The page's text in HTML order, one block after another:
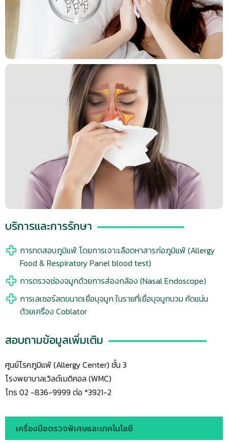
บริการและการรักษา
การทดสอบภูมิแพ้ โดยการเจาะเลือดหาสารก่อภูมิแพ้ (Allergy
Food & Respiratory Panel blood test)
การตรวจช่องจมูกด้วยการส่องกล้อง (Nasal Endoscope)
การเลเซอร์ลดขนาดเยื่อบุจมูก ในรายที่เยื่อบุจมูกบวม คัดแน่น
ด้วยเครื่อง Coblator
สอบถามข้อมูลเพิ่มเติม
ศูนย์โรคภูมิแพ้ (Allergy Center) ชั้น 3
โรงพยาบาลเวิลด์เมดิคอล (WMC)
โทร 02 -836-9999 ต่อ *3921-2
เครื่องมือตรวจพิเศษและเทคโนโลยี